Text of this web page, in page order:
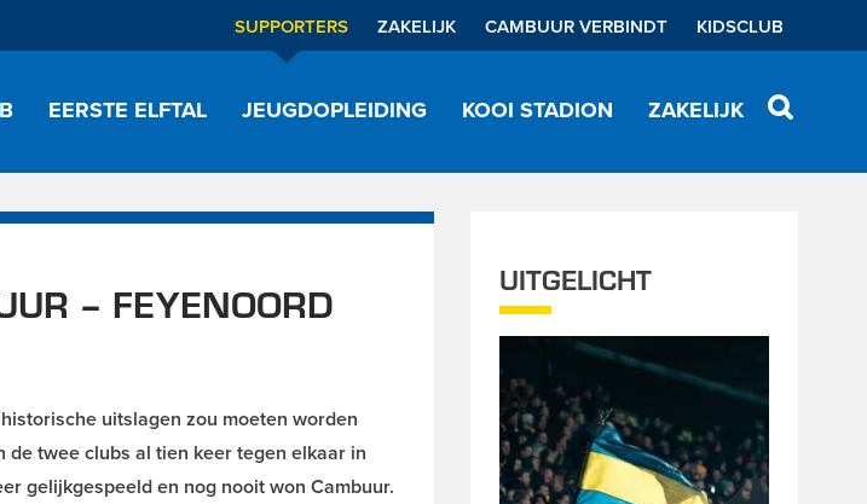
SUPPORTERS ZAKELIJK CAMBUUR VERBINDT KIDSCLUB
EERSTE ELFTAL JEUGDOPLEIDING KOOI STADION ZAKELIJK
– FEYENOORD
uitslagen zou moeten worden
twee clubs al tien keer tegen elkaar in
gelijkgespeeld en nog nooit won Cambuur.
UITGELICHT